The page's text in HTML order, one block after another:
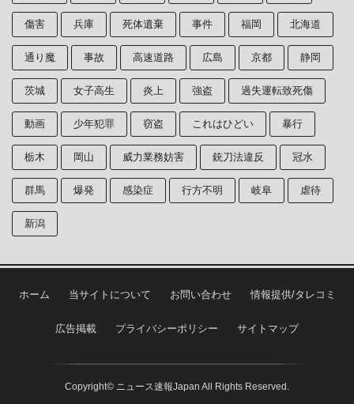
傷害 兵庫 死体遺棄 事件 福岡 北海道
通り魔 事故 高速道路 広島 京都 静岡
茨城 女子高生 炎上 強盗 過失運転致死傷
動画 少年犯罪 窃盗 これはひどい 暴行
栃木 岡山 威力業務妨害 銃刀法違反 冠水
群馬 爆発 感染症 行方不明 岐阜 虐待
新潟
ホーム 当サイトについて お問い合わせ 情報提供/タレコミ
広告掲載 プライバシーポリシー サイトマップ
Copyright© ニュース速報Japan All Rights Reserved.